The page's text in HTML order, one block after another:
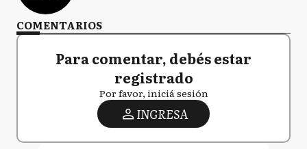
COMENTARIOS
Para comentar, debés estar
registrado
Por favor, iniciá sesión
INGRESA